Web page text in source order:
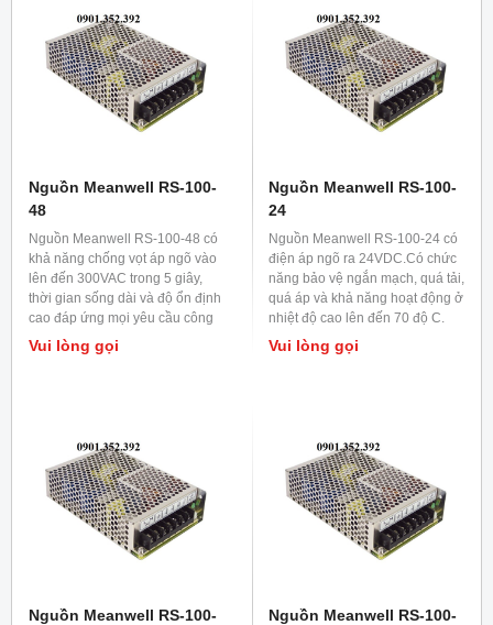
Nguồn Meanwell RS-100-
48
Nguồn Meanwell RS-100-48 có
khả năng chống vọt áp ngõ vào
lên đến 300VAC trong 5 giây,
thời gian sống dài và độ ổn định
cao đáp ứng mọi yêu cầu công
nghiệp và chiếu sáng LED.
Vui lòng gọi
Nguồn Meanwell RS-100-
24
Nguồn Meanwell RS-100-24 có
điện áp ngõ ra 24VDC.Có chức
năng bảo vệ ngắn mạch, quá tải,
quá áp và khả năng hoạt động ở
nhiệt độ cao lên đến 70 độ C.
Ứng dụng trong chiếu sáng LED
và trong công nghiệp.
Vui lòng gọi
Nguồn Meanwell RS-100-
Nguồn Meanwell RS-100-